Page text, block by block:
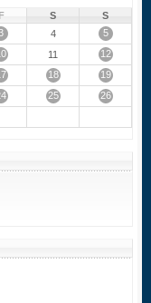
S
S
4
5
11
12
18
19
25
26